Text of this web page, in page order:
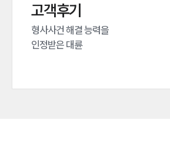
고객후기
형사사건 해결 능력을
인정받은 대륜